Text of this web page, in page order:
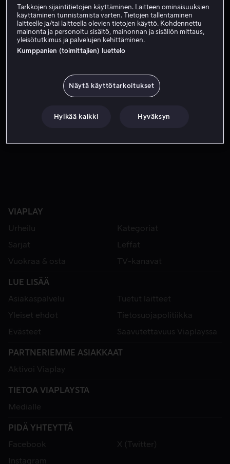
Tilaa nyt
Näennäisen tavalliset ihmiset huomaavat, että heillä on
Näennäisen tavalliset ihmiset huomaavat, että heillä on
suuremman yhteisen tarkoituksen eteen.
Jack Coleman Greg Grunberg
VIAPLAY
Urheilu
Kategoriat
Sarjat
Leffat
Vuokraa & osta
TV-kanavat
LUE LISÄÄ
Asiakaspalvelu
Tuetut laitteet
Yleiset ehdot
Tietosuojapolitiikka
Evästeet
Saavutettavuus Viaplayssa
PARTNERIEMME ASIAKKAAT
Aktivoi Viaplay
TIETOA VIAPLAYSTA
Medialle
PIDÄ YHTEYTTÄ
Facebook
X (Twitter)
Instagram
Tarkkojen sijaintitietojen käyttäminen. Laitteen ominaisuuksien
käyttäminen tunnistamista varten. Tietojen tallentaminen
laitteelle ja/tai laitteella olevien tietojen käyttö. Kohdennettu
mainonta ja personoitu sisältö, mainonnan ja sisällön mittaus,
yleisötutkimus ja palvelujen kehittäminen.
Kumppanien (toimittajien) luettelo
Näytä käyttötarkoitukset
Hylkää kaikki Hyväksyn